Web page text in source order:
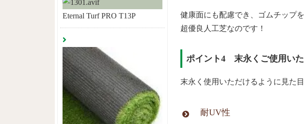
健康面にも配慮でき、ゴムチップ
超優良人工芝なのです！
ポイント4 末永くご使用いた
末永く使用いただけるように見た
耐UV性
Eternal Turf PRO T13P